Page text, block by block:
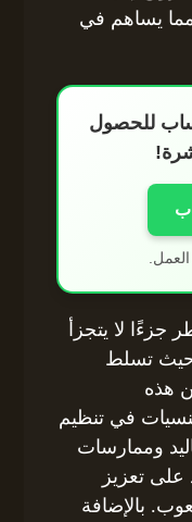
مما يساهم في
للحصول
جزءًا لا يتجزأ
حيث تسلط
هذه
في تنظيم
وممارسات
تعزيز
بالإضافة